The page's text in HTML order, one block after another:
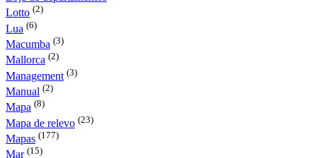
Lotto (2)
Lua (6)
Macumba (3)
Mallorca (2)
Management (3)
Manual (2)
Mapa (8)
Mapa de relevo (23)
Mapas (177)
Mar (15)